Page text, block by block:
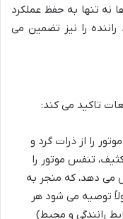
نه تنها به حفظ عملکرد
را نیز تضمین می
تاکید می کند:
را از ذرات گرد و
تنفس موتور را
می دهد، که منجر به
توصیه می شود هر
به شرایط رانندگی و محیط)